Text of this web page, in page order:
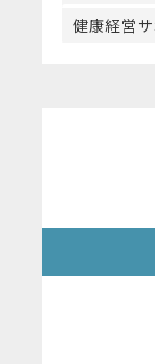
健康経営